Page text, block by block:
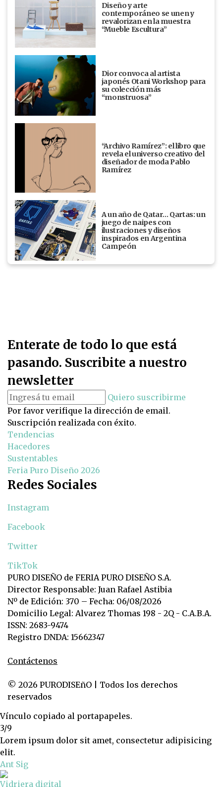
Diseño y arte
contemporáneo se unen y
revalorizan en la muestra
“Mueble Escultura”
Dior convoca al artista
japonés Otani Workshop para
su colección más
“monstruosa”
“Archivo Ramírez”: el libro que
revela el universo creativo del
diseñador de moda Pablo
Ramírez
A un año de Qatar… Qartas: un
juego de naipes con
ilustraciones y diseños
inspirados en Argentina
Campeón
Enterate de todo lo que está
pasando. Suscribite a nuestro
newsletter
Quiero suscribirme
Por favor verifique la dirección de email.
Suscripción realizada con éxito.
Tendencias
Hacedores
Sustentables
Feria Puro Diseño 2026
Redes Sociales
Instagram
Facebook
Twitter
TikTok
PURO DISEÑO de FERIA PURO DISEÑO S.A.
Director Responsable: Juan Rafael Astibia
Nº de Edición: 370 – Fecha: 06/08/2026
Domicilio Legal: Alvarez Thomas 198 - 2Q - C.A.B.A.
ISSN: 2683-9474
Registro DNDA: 15662347
Contáctenos
© 2026 PURODISEñO | Todos los derechos
reservados
Vínculo copiado al portapapeles.
3/9
Lorem ipsum dolor sit amet, consectetur adipisicing
elit.
Ant Sig
Vidriera digital